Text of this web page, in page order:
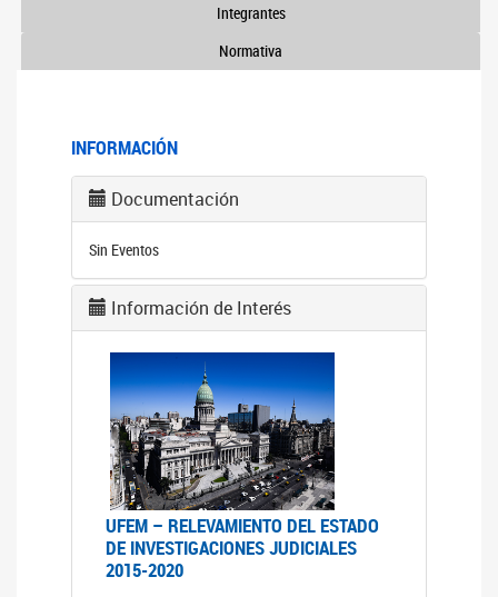
Integrantes
Normativa
INFORMACIÓN
Documentación
Sin Eventos
Información de Interés
UFEM – RELEVAMIENTO DEL ESTADO
DE INVESTIGACIONES JUDICIALES
2015-2020